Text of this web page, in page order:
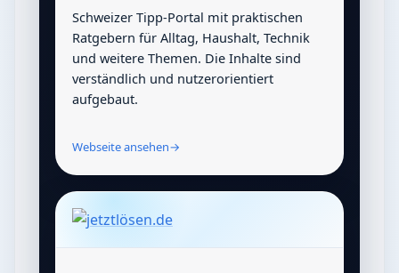
Schweizer Tipp-Portal mit praktischen
Ratgebern für Alltag, Haushalt, Technik
und weitere Themen. Die Inhalte sind
verständlich und nutzerorientiert
aufgebaut.
Webseite ansehen→